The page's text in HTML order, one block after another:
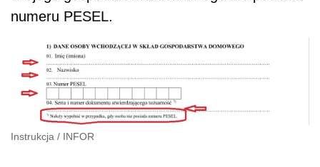
numeru PESEL.
Instrukcja / INFOR